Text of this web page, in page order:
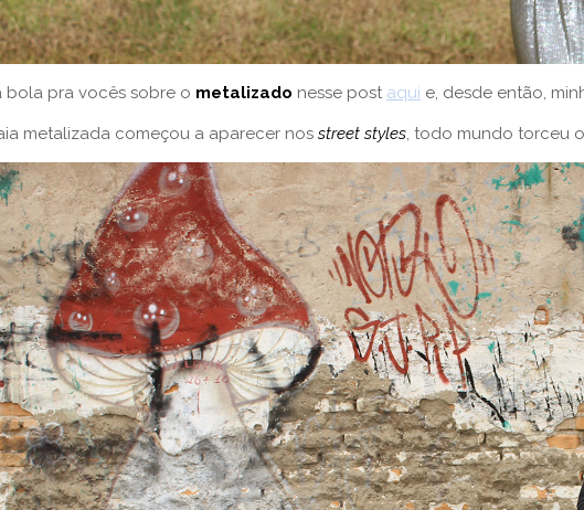
bola pra vocês sobre o metalizado nesse post aqui e, desde então,
metalizada começou a aparecer nos street styles, todo mundo torceu